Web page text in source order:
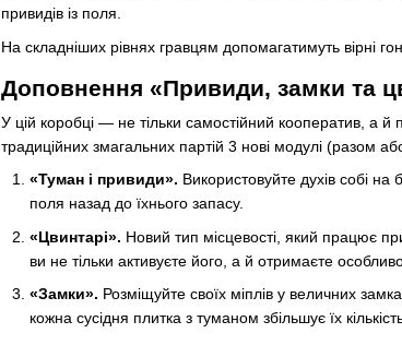
привидів із поля.
На складніших рівнях гравцям допомагатимуть вірні
Доповнення «Привиди, замки та
У цій коробці — не тільки самостійний кооператив, а
традиційних змагальних партій 3 нові модулі (разом
«Туман і привиди». Використовуйте духів собі на
поля назад до їхнього запасу.
«Цвинтарі». Новий тип місцевості, який працює
ви не тільки активуєте його, а й отримаєте
«Замки». Розміщуйте своїх міплів у величних
кожна сусідня плитка з туманом збільшує їх